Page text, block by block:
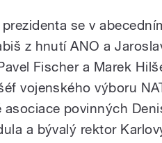
se v
z hnutí ANO a
Fischer a Marek
vojenského výboru
asociace povinných
a bývalý rektor